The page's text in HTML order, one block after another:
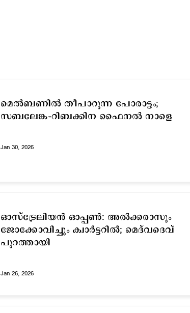
മെൽബണിൽ തീപാറുന്ന പോരാട്ടം;
സബലേങ്ക–റിബക്കിന ഫൈനൽ നാളെ
Jan 30, 2026
ഓസ്ട്രേലിയൻ ഓപ്പൺ: അൽക്കരാസും
ജോക്കോവിച്ചും ക്വാർട്ടറിൽ; മെദ്‍വദെവ്
പുറത്തായി
Jan 26, 2026